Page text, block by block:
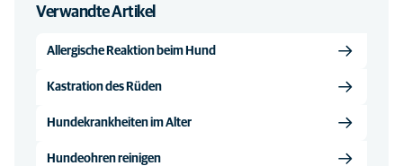
Verwandte Artikel
Allergische Reaktion beim Hund
Kastration des Rüden
Hundekrankheiten im Alter
Hundeohren reinigen